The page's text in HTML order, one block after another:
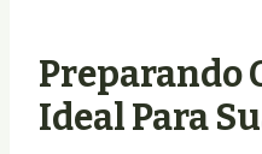
Preparando
Ideal Para